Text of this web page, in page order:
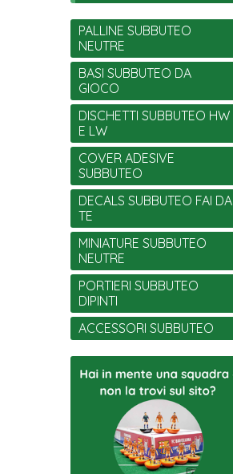
PALLINE SUBBUTEO
NEUTRE
BASI SUBBUTEO DA
GIOCO
DISCHETTI SUBBUTEO HW
E LW
COVER ADESIVE
SUBBUTEO
DECALS SUBBUTEO FAI DA
TE
MINIATURE SUBBUTEO
NEUTRE
PORTIERI SUBBUTEO
DIPINTI
ACCESSORI SUBBUTEO